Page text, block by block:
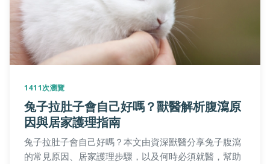
1411次瀏覽
兔子拉肚子會自己好嗎？獸醫解析腹瀉原
因與居家護理指南
兔子拉肚子會自己好嗎？本文由資深獸醫分享兔子腹瀉
的常見原因、居家護理步驟，以及何時必須就醫，幫助